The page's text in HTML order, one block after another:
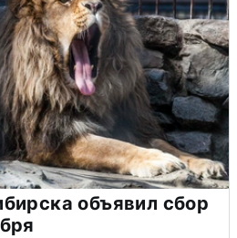
объявил сбор